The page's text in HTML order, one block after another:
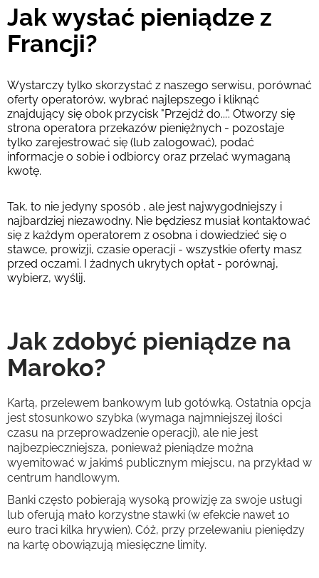
Jak wysłać pieniądze z
Francji?
Wystarczy tylko skorzystać z naszego serwisu, porównać
oferty operatorów, wybrać najlepszego i kliknąć
znajdujący się obok przycisk "Przejdź do...". Otworzy się
strona operatora przekazów pieniężnych - pozostaje
tylko zarejestrować się (lub zalogować), podać
informacje o sobie i odbiorcy oraz przelać wymaganą
kwotę.
Tak, to nie jedyny sposób , ale jest najwygodniejszy i
najbardziej niezawodny. Nie będziesz musiał kontaktować
się z każdym operatorem z osobna i dowiedzieć się o
stawce, prowizji, czasie operacji - wszystkie oferty masz
przed oczami. I żadnych ukrytych opłat - porównaj,
wybierz, wyślij.
Jak zdobyć pieniądze na
Maroko?
Kartą, przelewem bankowym lub gotówką. Ostatnia opcja
jest stosunkowo szybka (wymaga najmniejszej ilości
czasu na przeprowadzenie operacji), ale nie jest
najbezpieczniejsza, ponieważ pieniądze można
wyemitować w jakimś publicznym miejscu, na przykład w
centrum handlowym.
Banki często pobierają wysoką prowizję za swoje usługi
lub oferują mało korzystne stawki (w efekcie nawet 10
euro traci kilka hrywien). Cóż, przy przelewaniu pieniędzy
na kartę obowiązują miesięczne limity.